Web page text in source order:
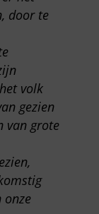
door te
volk
gezien
van grote
onze